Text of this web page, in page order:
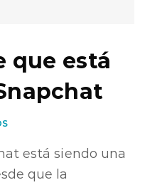
que está
está siendo una
que la